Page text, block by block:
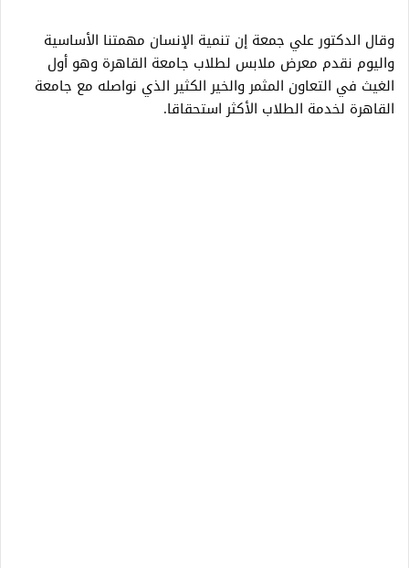
وقال الدكتور علي جمعة إن تنمية الإنسان مهمتنا الأساسية
واليوم نقدم معرض ملابس لطلاب جامعة القاهرة وهو أول
الغيث في التعاون المثمر والخير الكثير الذي نواصله مع جامعة
القاهرة لخدمة الطلاب الأكثر استحقاقا.